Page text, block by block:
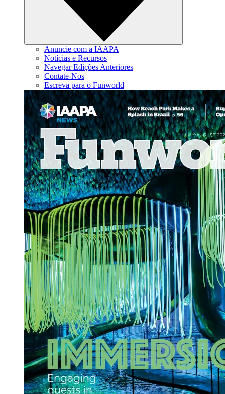
Anuncie com a IAAPA
Notícias e Recursos
Navegar Edições Anteriores
Contate-Nos
Escreva para o Funworld